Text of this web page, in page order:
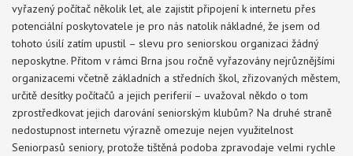
vyřazený počítač několik let, ale zajistit připojení k internetu přes
potenciální poskytovatele je pro nás natolik nákladné, že jsem od
tohoto úsilí zatím upustil – slevu pro seniorskou organizaci žádný
neposkytne. Přitom v rámci Brna jsou ročně vyřazovány nejrůznějšími
organizacemi včetně základních a středních škol, zřizovaných městem,
určitě desítky počítačů a jejich periferií – uvažoval někdo o tom
zprostředkovat jejich darování seniorským klubům? Na druhé straně
nedostupnost internetu výrazně omezuje nejen využitelnost
Seniorpasů seniory, protože tištěná podoba zpravodaje velmi rychle